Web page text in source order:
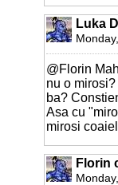
Luka D
@Florin
nu o
ba?
Asa cu
mirosi
Florin